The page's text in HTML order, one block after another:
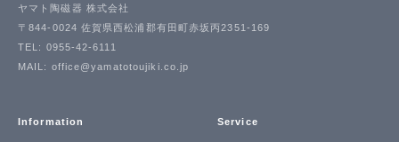
ヤマト陶磁器 株式会社
〒844-0024 佐賀県西松浦郡有田町赤坂丙2351-169
TEL: 0955-42-6111
MAIL: office@yamatotoujiki.co.jp
Information Service